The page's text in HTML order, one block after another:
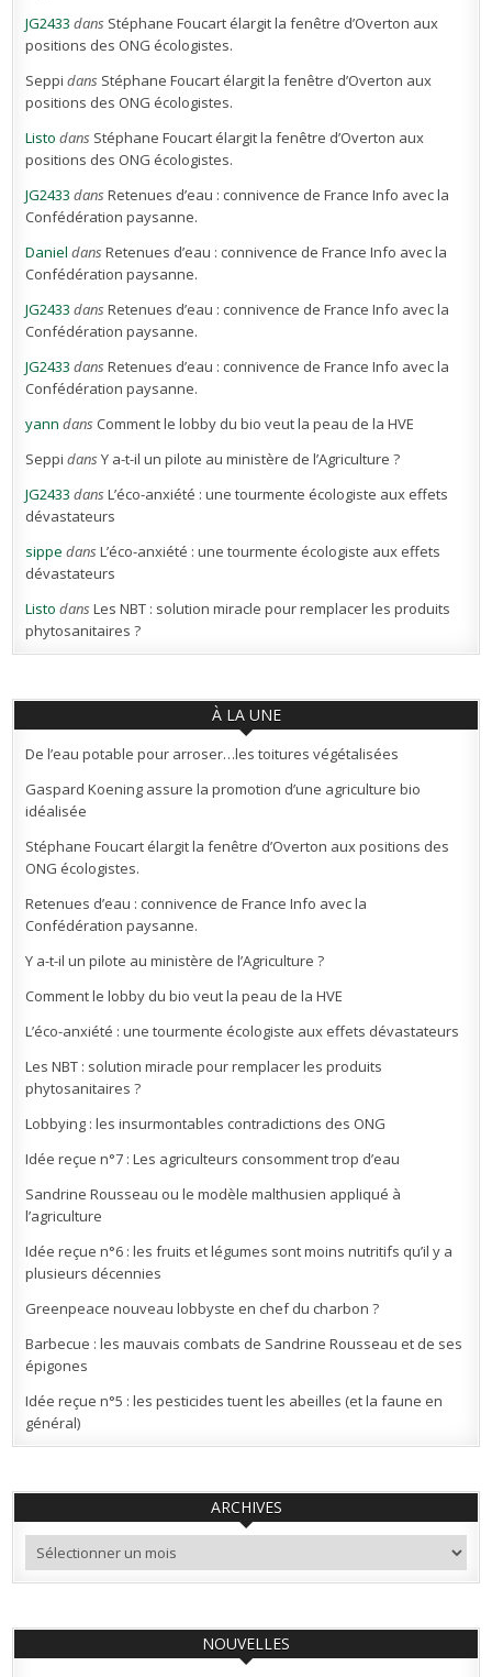
JG2433 dans Stéphane Foucart élargit la fenêtre d’Overton aux
positions des ONG écologistes.
Seppi dans Stéphane Foucart élargit la fenêtre d’Overton aux
positions des ONG écologistes.
Listo dans Stéphane Foucart élargit la fenêtre d’Overton aux
positions des ONG écologistes.
JG2433 dansRetenues d’eau : connivence de France Info avec la
Confédération paysanne.
Daniel dansRetenues d’eau : connivence de France Info avec la
Confédération paysanne.
JG2433 dansRetenues d’eau : connivence de France Info avec la
Confédération paysanne.
JG2433 dansRetenues d’eau : connivence de France Info avec la
Confédération paysanne.
yann dans Comment le lobby du bio veut la peau de la HVE
Seppi dansY a-t-il un pilote au ministère de l’Agriculture ?
JG2433 dansL’éco-anxiété : une tourmente écologiste aux effets
dévastateurs
sippe dansL’éco-anxiété : une tourmente écologiste aux effets
dévastateurs
Listo dansLes NBT : solution miracle pour remplacer les produits
phytosanitaires ?
À LA UNE
De l’eau potable pour arroser…les toitures végétalisées
Gaspard Koening assure la promotion d’une agriculture bio
idéalisée
Stéphane Foucart élargit la fenêtre d’Overton aux positions des
ONG écologistes.
Retenues d’eau : connivence de France Info avec la
Confédération paysanne.
Y a-t-il un pilote au ministère de l’Agriculture ?
Comment le lobby du bio veut la peau de la HVE
L’éco-anxiété : une tourmente écologiste aux effets dévastateurs
Les NBT : solution miracle pour remplacer les produits
phytosanitaires ?
Lobbying : les insurmontables contradictions des ONG
Idée reçue n°7 : Les agriculteurs consomment trop d’eau
Sandrine Rousseau ou le modèle malthusien appliqué à
l’agriculture
Idée reçue n°6 : les fruits et légumes sont moins nutritifs qu’il y a
plusieurs décennies
Greenpeace nouveau lobbyste en chef du charbon ?
Barbecue : les mauvais combats de Sandrine Rousseau et de ses
épigones
Idée reçue n°5 : les pesticides tuent les abeilles (et la faune en
général)
ARCHIVES
Archives
NOUVELLES